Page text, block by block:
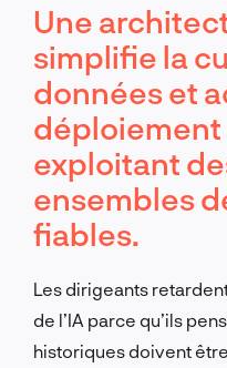
Une
simplifie la
données et
déploiement
exploitant
ensembles
fiables.
Les dirigeants
de l’IA parce qu’ils
historiques doivent